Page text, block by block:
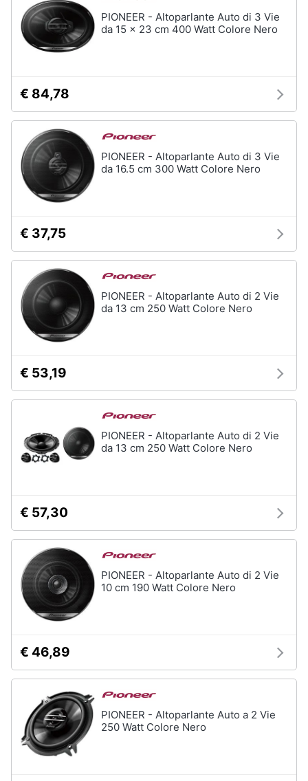
PIONEER - Altoparlante Auto di 3 Vie
da 15 x 23 cm 400 Watt Colore Nero
€ 84,78
PIONEER - Altoparlante Auto di 3 Vie
da 16.5 cm 300 Watt Colore Nero
€ 37,75
PIONEER - Altoparlante Auto di 2 Vie
da 13 cm 250 Watt Colore Nero
€ 53,19
PIONEER - Altoparlante Auto di 2 Vie
da 13 cm 250 Watt Colore Nero
€ 57,30
PIONEER - Altoparlante Auto di 2 Vie
10 cm 190 Watt Colore Nero
€ 46,89
PIONEER - Altoparlante Auto a 2 Vie
250 Watt Colore Nero